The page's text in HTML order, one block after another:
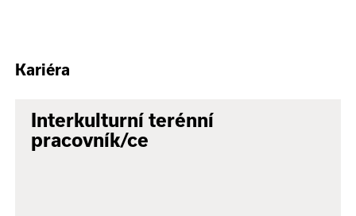
Kariéra
Interkulturní terénní
pracovník/ce